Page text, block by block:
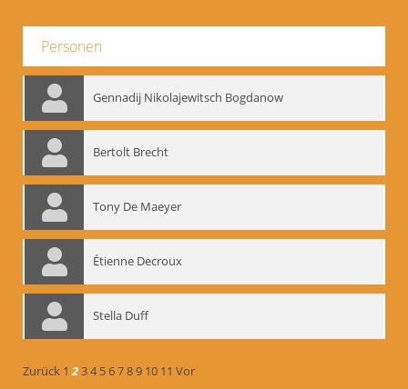
Personen
Gennadij Nikolajewitsch Bogdanow
Bertolt Brecht
Tony De Maeyer
Étienne Decroux
Stella Duff
Zurück 1 234 56789 10 11 Vor